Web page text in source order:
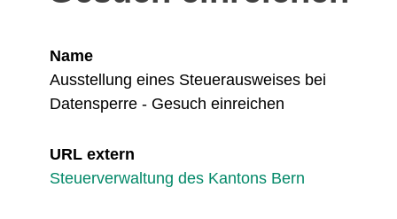
Name
Ausstellung eines Steuerausweises bei
Datensperre - Gesuch einreichen
URL extern
Steuerverwaltung des Kantons Bern